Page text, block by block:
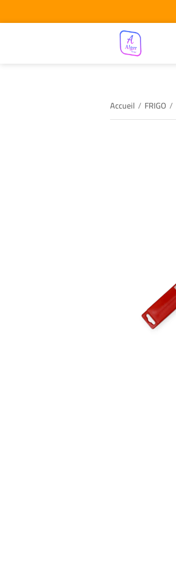
Accueil / FRIGO /